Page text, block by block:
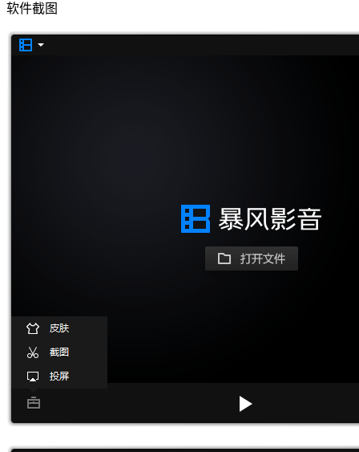
软件截图